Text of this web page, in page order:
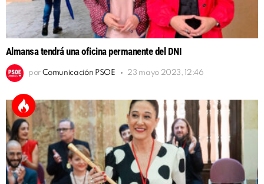
Almansa tendrá una oficina permanente del DNI
por Comunicación PSOE 23 mayo 2023, 12:46